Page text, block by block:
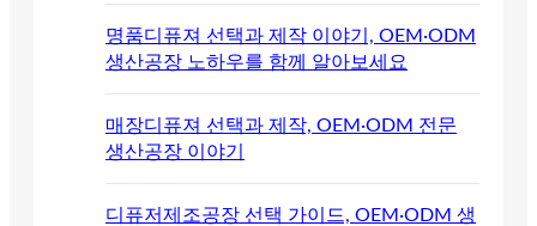
명품디퓨져 선택과 제작 이야기, OEM·ODM
생산공장 노하우를 함께 알아보세요
매장디퓨져 선택과 제작, OEM·ODM 전문
생산공장 이야기
디퓨저제조공장 선택 가이드, OEM·ODM 생